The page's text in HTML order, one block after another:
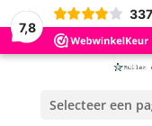
7,8
337
Selecteer een